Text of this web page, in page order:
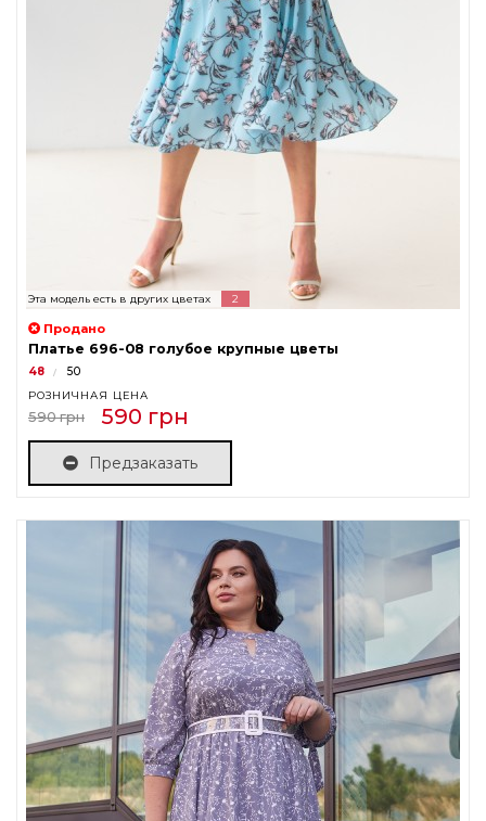
Эта модель есть в других цветах 2
Продано
Платье 696-08 голубое крупные цветы
48 50
РОЗНИЧНАЯ ЦЕНА
590 грн 590 грн
Предзаказать